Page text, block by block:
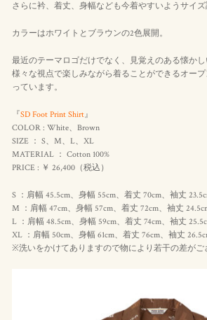
さらに衿、着丈、身幅なども今着やすいようサイズ
カラーはホワイトとブラウンの2色展開。
最近のテーマロゴだけでなく、見覚えのある懐かし
様々な視点で楽しみながら着ることができるオー
っています。
『SD Foot Print Shirt』
COLOR : White、Brown
SIZE ： S、M、L、XL
MATERIAL ： Cotton 100%
PRICE : ￥ 26,400（税込 ）
S ：肩幅 45.5cm、身幅 55cm、着丈 70cm、袖丈
M ：肩幅 47cm、身幅 57cm、着丈 72cm、袖丈
L ：肩幅 48.5cm、身幅 59cm、着丈 74cm、袖丈
XL ：肩幅 50cm、身幅 61cm、着丈 76cm、袖丈
※洗いをかけてありますので物により若干の差がご